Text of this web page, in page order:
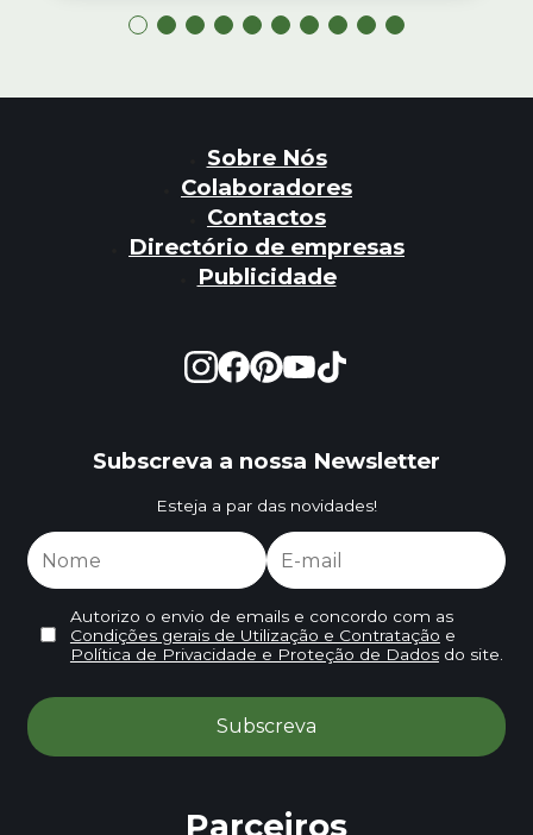
Sobre Nós
Colaboradores
Contactos
Directório de empresas
Publicidade
Subscreva a nossa Newsletter
Esteja a par das novidades!
Autorizo o envio de emails e concordo com as
Condições gerais de Utilização e Contratação e
Política de Privacidade e Proteção de Dadosdo site.
Parceiros